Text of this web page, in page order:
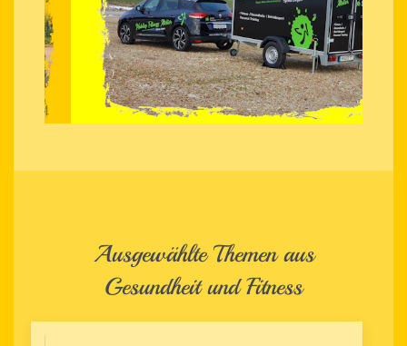
Ausgewählte Themen aus
Gesundheit und Fitness